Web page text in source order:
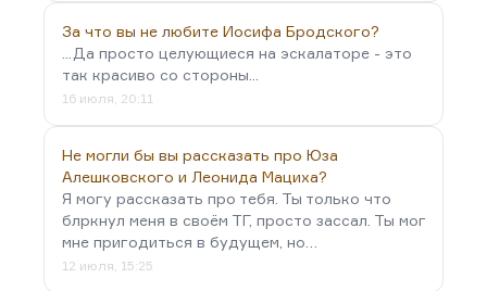
За что вы не любите Иосифа Бродского?
...Да просто целующиеся на эскалаторе - это
так красиво со стороны...
16 июля, 20:11
Не могли бы вы рассказать про Юза
Алешковского и Леонида Мациха?
Я могу рассказать про тебя. Ты только что
блркнул меня в своём ТГ, просто зассал. Ты мог
мне пригодиться в будущем, но…
12 июля, 15:25